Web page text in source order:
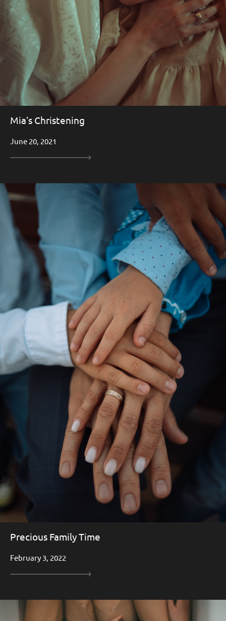
Mia’s Christening
June 20, 2021
Precious Family Time
February 3, 2022